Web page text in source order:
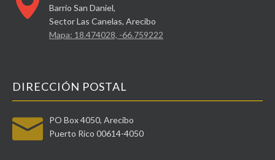
Barrio San Daniel,
Sector Las Canelas, Arecibo
Mapa: 18.474028, -66.759222
DIRECCIÓN POSTAL
PO Box 4050, Arecibo
Puerto Rico 00614-4050